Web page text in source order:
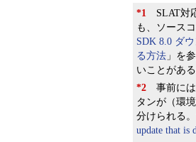
*1 SLAT対
も、ソース
SDK 8.0 ダ
る方法 」を
いことがあ
*2 事前には
タンが（環
分けられる
update that is